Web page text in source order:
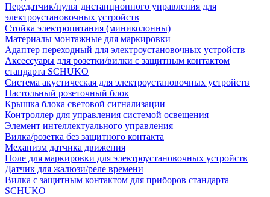
Передатчик/пульт дистанционного управления для
электроустановочных устройств
Стойка электропитания (миниколонны)
Материалы монтажные для маркировки
Адаптер переходный для электроустановочных устройств
Аксессуары для розетки/вилки с защитным контактом
стандарта SCHUKO
Система акустическая для электроустановочных устройств
Настольный розеточный блок
Крышка блока световой сигнализации
Контроллер для управления системой освещения
Элемент интеллектуального управления
Вилка/розетка без защитного контакта
Механизм датчика движения
Поле для маркировки для электроустановочных устройств
Датчик для жалюзи/реле времени
Вилка с защитным контактом для приборов стандарта
SCHUKO